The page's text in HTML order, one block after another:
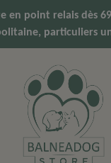
en point relais dès 69
particuliers